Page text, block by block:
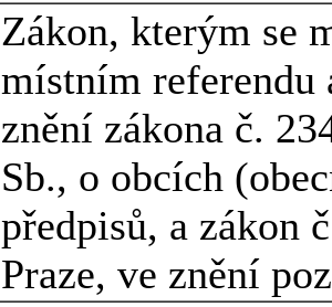
Zákon, kterým se
místním referendu
znění zákona č.
Sb., o obcích
předpisů, a zákon
Praze, ve znění